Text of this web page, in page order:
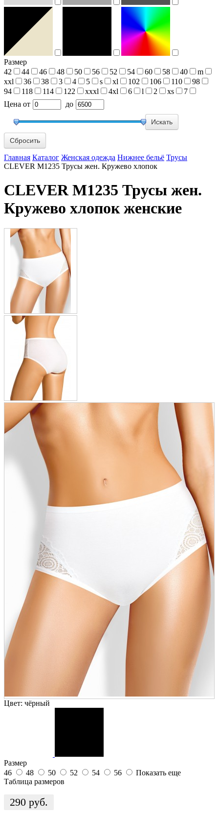
Размер
42
44 46 48 50 56 52 54 60 58 40
m
xxl
36 38 3 4 5 s xl 102 106 110
98
94
118 114 122 xxxl 4xl 6 l 2 xs
7
Цена от до
Сбросить
Главная Каталог Женская одежда Нижнее бельё Трусы
CLEVER M1235 Трусы жен. Кружево хлопок
CLEVER M1235 Трусы жен.
Кружево хлопок женские
Цвет: чёрный
Размер
46
48 50 52 54 56
Показать еще
Таблица размеров
290 руб.